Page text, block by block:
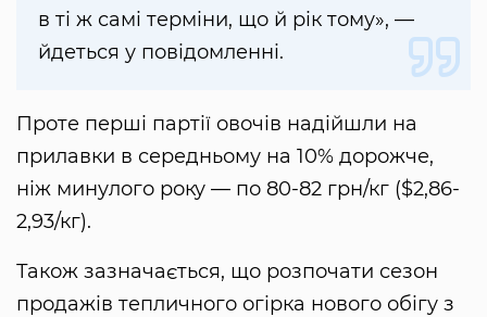
в ті ж самі терміни, що й рік тому», —
йдеться у повідомленні.
Проте перші партії овочів надійшли на
прилавки в середньому на 10% дорожче,
ніж минулого року — по 80-82 грн/кг ($2,86-
2,93/кг).
Також зазначається, що розпочати сезон
продажів тепличного огірка нового обігу з